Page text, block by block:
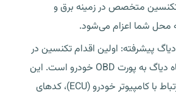
متخصص در زمینه برق و
محل شما اعزام می‌شود.
پیشرفته: اولین اقدام تکنسین در
محل، اتصال دستگاه دیاگ به پورت OBD خودرو است. این
دستگاه با برقراری ارتباط با کامپیوتر خودرو (ECU)، کدهای